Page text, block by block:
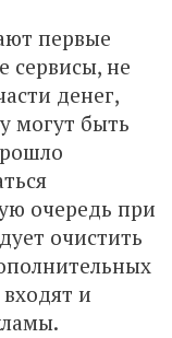
первые
сервисы, не
денег,
могут быть
очередь при
очистить
и